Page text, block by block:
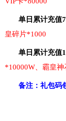
单日累计充值
皇碎片*1000
单日累计充值
*10000W、霸皇神
备注：礼包码